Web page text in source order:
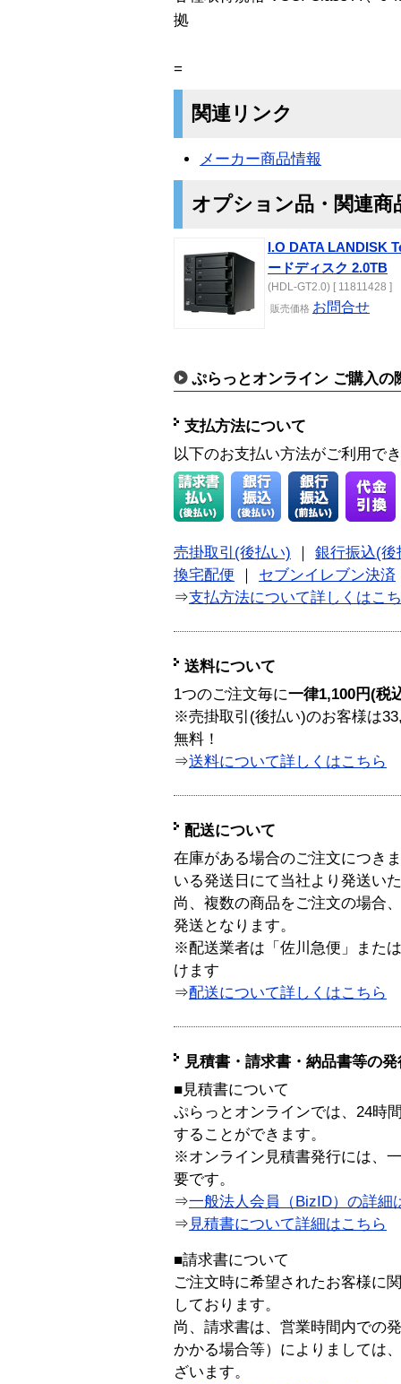
拠
=
関連リンク
メーカー商品情報
オプション品・関連商
I.O DATA LANDISK
ードディスク 2.0TB
(HDL-GT2.0) [ 11811428 ]
販売価格 お問合せ
ぷらっとオンライン ご購入の
支払方法について
以下のお支払い方法がご利用で
売掛取引(後払い) ｜ 銀行振込(後
換宅配便 ｜ セブンイレブン決済
⇒支払方法について詳しくはこ
送料について
1つのご注文毎に一律1,100円(税
※売掛取引(後払い)のお客様は
無料！
⇒送料について詳しくはこちら
配送について
在庫がある場合のご注文につき
いる発送日にて当社より発送い
尚、複数の商品をご注文の場合
発送となります。
※配送業者は「佐川急便」また
けます
⇒配送について詳しくはこちら
見積書・請求書・納品書等の
■見積書について
ぷらっとオンラインでは、24時
することができます。
※オンライン見積書発行には、
要です。
⇒一般法人会員（BizID）の詳細
⇒ 見積書について詳細はこちら
■請求書について
ご注文時に希望されたお客様に
しております。
尚、請求書は、営業時間内での
かかる場合等）によりましては
ざいます。